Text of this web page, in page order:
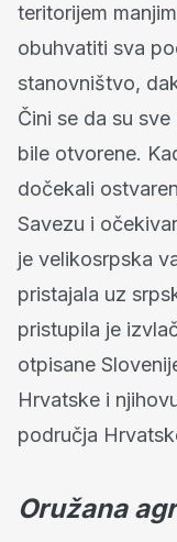
teritorijem
obuhvatiti sva
stanovništvo,
Čini se da su
bile otvorene.
dočekali
Savezu i
je velikosrpska
pristajala uz
pristupila je
otpisane
Hrvatske i
područja
Oružana